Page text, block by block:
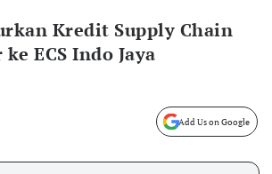
Kredit Supply Chain
ECS Indo Jaya
Add Us on Google